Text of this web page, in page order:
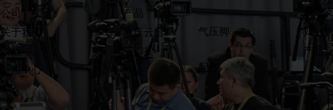
公司
关于我们
条款
​新闻中心
产品
液压云台
三脚架
气压脚
配件
服务
如何购
产品